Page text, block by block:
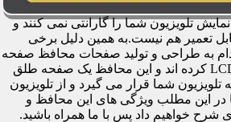
تلویزیون شما را گارانتی نمی کنند و
تعمیر هم نیست.به همین دلیل برخی
به طراحی و تولید صفحات محافظ صفحه
نمایش تلویزیون LED و LCD کرده اند و این محافظ یک صفحه طلق
شما قرار می گیرد و از تلویزیون
این مطلب ویژگی های این محافظ و
شرح خواهیم داد پس با ما همراه باشید.